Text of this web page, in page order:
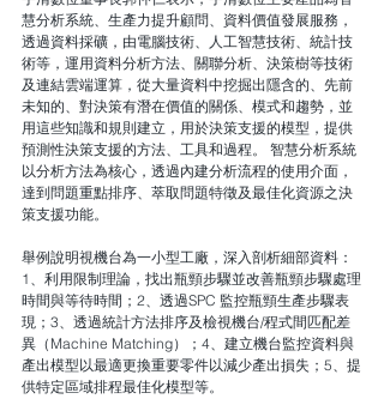
慧分析系統、生產力提升顧問、資料價值發展服務，
透過資料採礦，由電腦技術、人工智慧技術、統計技
術等，運用資料分析方法、關聯分析、決策樹等技術
及連結雲端運算，從大量資料中挖掘出隱含的、先前
未知的、對決策有潛在價值的關係、模式和趨勢，並
用這些知識和規則建立，用於決策支援的模型，提供
預測性決策支援的方法、工具和過程。 智慧分析系統
以分析方法為核心，透過內建分析流程的使用介面，
達到問題重點排序、萃取問題特徵及最佳化資源之決
策支援功能。
舉例說明視機台為一小型工廠，深入剖析細部資料：
1、利用限制理論，找出瓶頸步驟並改善瓶頸步驟處理
時間與等待時間；2、透過SPC 監控瓶頸生產步驟表
現；3、透過統計方法排序及檢視機台/程式間匹配差
異（Machine Matching）；4、建立機台監控資料與
產出模型以最適更換重要零件以減少產出損失；5、提
供特定區域排程最佳化模型等。